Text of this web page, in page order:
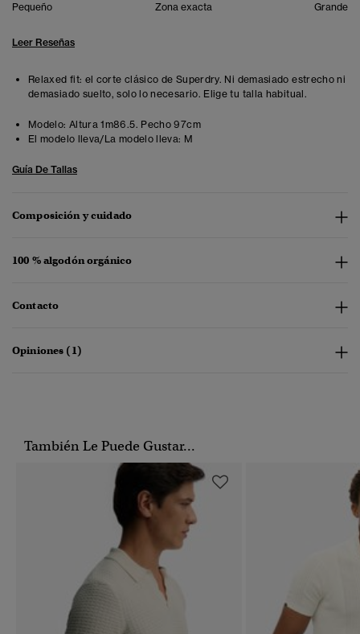
Pequeño Zona exacta Grande
Leer Reseñas
Relaxed fit: el corte clásico de Superdry. Ni demasiado estrecho ni
demasiado suelto, solo lo necesario. Elige tu talla habitual.
Modelo: Altura 1m86.5. Pecho 97cm
El modelo lleva/La modelo lleva: M
Guía De Tallas
Composición y cuidado
100 % algodón orgánico
Contacto
Opiniones (1)
También Le Puede Gustar...